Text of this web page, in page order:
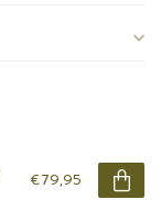
€79,95